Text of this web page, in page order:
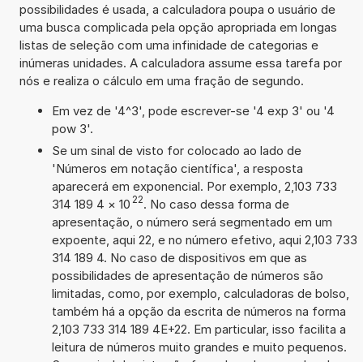
possibilidades é usada, a calculadora poupa o usuário de
uma busca complicada pela opção apropriada em longas
listas de seleção com uma infinidade de categorias e
inúmeras unidades. A calculadora assume essa tarefa por
nós e realiza o cálculo em uma fração de segundo.
Em vez de '4^3', pode escrever-se '4 exp 3' ou '4
pow 3'.
Se um sinal de visto for colocado ao lado de
'Números em notação científica', a resposta
aparecerá em exponencial. Por exemplo, 2,103 733
314 189 4 × 10 22. No caso dessa forma de
apresentação, o número será segmentado em um
expoente, aqui 22, e no número efetivo, aqui 2,103 733
314 189 4. No caso de dispositivos em que as
possibilidades de apresentação de números são
limitadas, como, por exemplo, calculadoras de bolso,
também há a opção da escrita de números na forma
2,103 733 314 189 4E+22. Em particular, isso facilita a
leitura de números muito grandes e muito pequenos.